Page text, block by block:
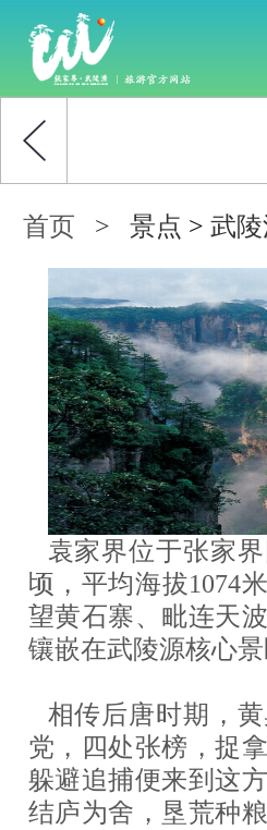
首页 > 景点 > 武
袁家界位于张家
顷，平均海拔1074
望黄石寨、毗连天
镶嵌在武陵源核心景
相传后唐时期，
党，四处张榜，捉
躲避追捕便来到这
结庐为舍，垦荒种